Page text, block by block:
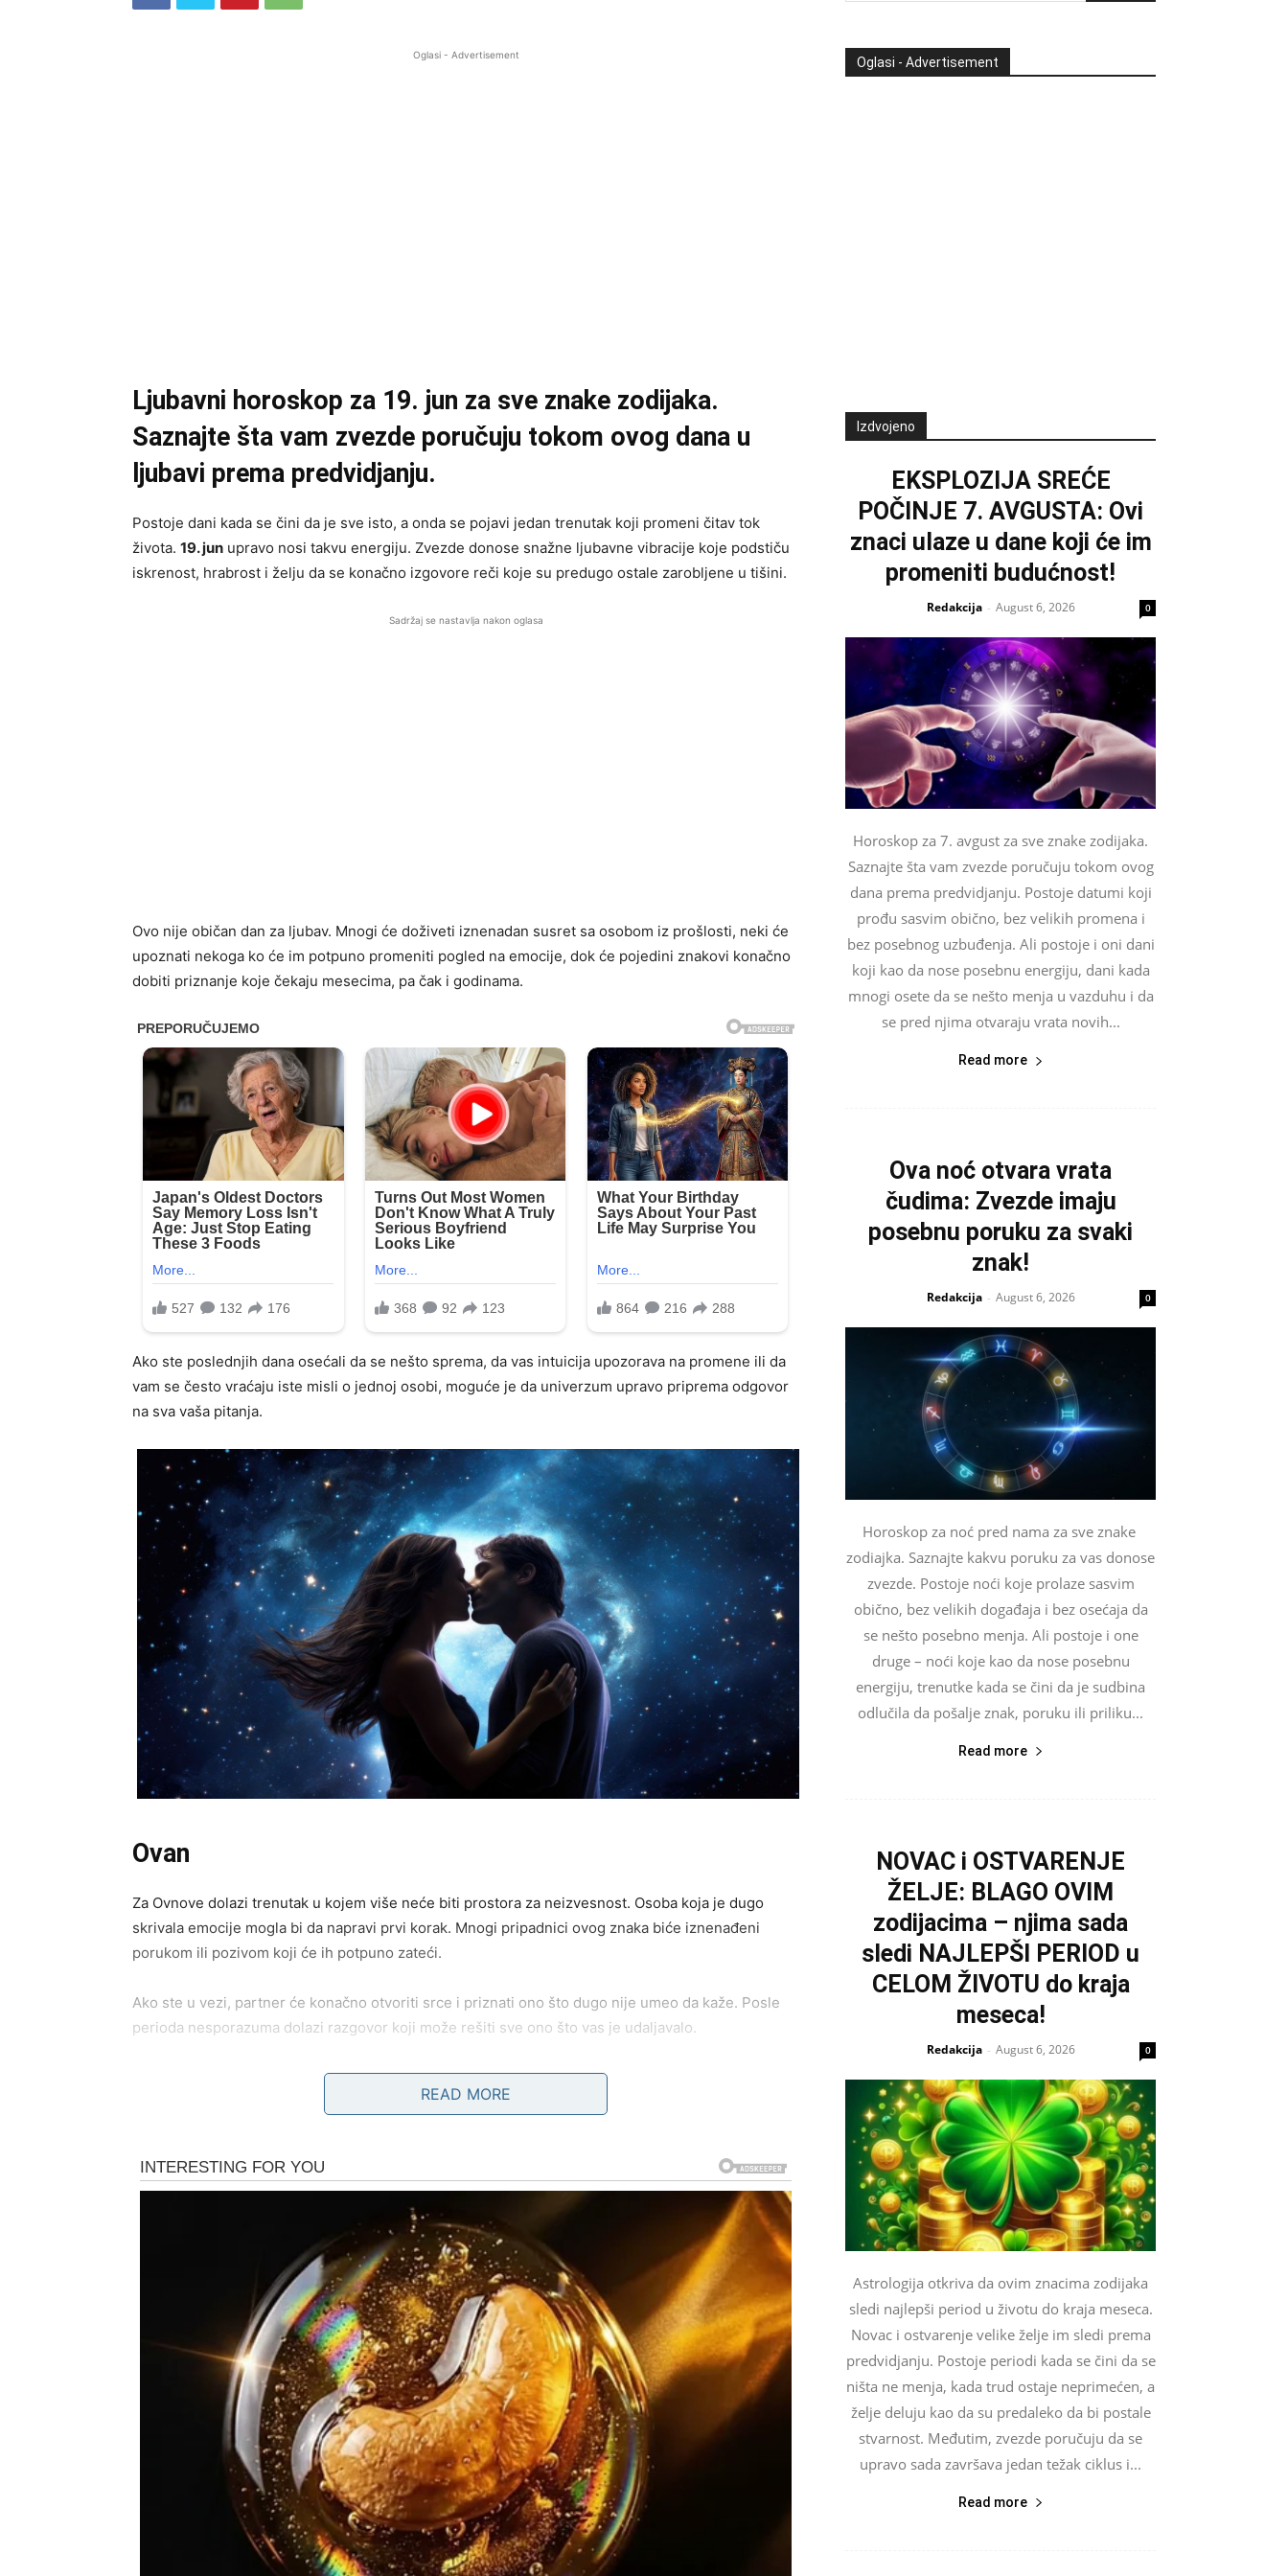
Oglasi - Advertisement
Ljubavni horoskop za 19. jun za sve znake zodijaka.
Saznajte šta vam zvezde poručuju tokom ovog dana u
ljubavi prema predvidjanju.
Postoje dani kada se čini da je sve isto, a onda se pojavi jedan trenutak koji promeni čitav tok
života. 19. jun upravo nosi takvu energiju. Zvezde donose snažne ljubavne vibracije koje podstiču
iskrenost, hrabrost i želju da se konačno izgovore reči koje su predugo ostale zarobljene u tišini.
Sadržaj se nastavlja nakon oglasa
Ovo nije običan dan za ljubav. Mnogi će doživeti iznenadan susret sa osobom iz prošlosti, neki će
upoznati nekoga ko će im potpuno promeniti pogled na emocije, dok će pojedini znakovi konačno
dobiti priznanje koje čekaju mesecima, pa čak i godinama.
Ako ste poslednjih dana osećali da se nešto sprema, da vas intuicija upozorava na promene ili da
vam se često vraćaju iste misli o jednoj osobi, moguće je da univerzum upravo priprema odgovor
na sva vaša pitanja.
Ovan
Za Ovnove dolazi trenutak u kojem više neće biti prostora za neizvesnost. Osoba koja je dugo
skrivala emocije mogla bi da napravi prvi korak. Mnogi pripadnici ovog znaka biće iznenađeni
porukom ili pozivom koji će ih potpuno zateći.
Ako ste u vezi, partner će konačno otvoriti srce i priznati ono što dugo nije umeo da kaže. Posle
perioda nesporazuma dolazi razgovor koji može rešiti sve ono što vas je udaljavalo.
Slobodni Ovnovi imaju veliku šansu da upoznaju osobu koja će ih osvojiti iskrenošću i
prirodnošću. Ovaj susret neće izgledati spektakularno na prvi pogled, ali će veoma brzo prerasti u
Bik
Za Bikove 19. jun donosi emotivno olakšanje. Sve ono što je bilo neizgovoreno konačno izlazi na
površinu. Mnogi će dobiti dugo očekivano izvinjenje od osobe koja ih je nekada povredila.
Nemojte se iznenaditi ako vam se javi neko za koga ste mislili da vas je zauvek zaboravio. Ovaj put
dolazi sa potpuno drugačijim namerama.
Zauzeti Bikovi prolaze kroz period obnove poverenja. Partner će pokazati koliko mu je stalo kroz
dela, a ne samo kroz reči.
Vaše vreme dolazi. Ljubav vam sprema veliko iznenađenje koje će potpuno promeniti
READ MORE
Oglasi - Advertisement
Izdvojeno
EKSPLOZIJA SREĆE
POČINJE 7. AVGUSTA: Ovi
znaci ulaze u dane koji će im
promeniti budućnost!
Redakcija - August 6, 2026 0
Horoskop za 7. avgust za sve znake zodijaka.
Saznajte šta vam zvezde poručuju tokom ovog
dana prema predvidjanju. Postoje datumi koji
prođu sasvim obično, bez velikih promena i
bez posebnog uzbuđenja. Ali postoje i oni dani
koji kao da nose posebnu energiju, dani kada
mnogi osete da se nešto menja u vazduhu i da
se pred njima otvaraju vrata novih...
Read more
Ova noć otvara vrata
čudima: Zvezde imaju
posebnu poruku za svaki
znak!
Redakcija - August 6, 2026 0
Horoskop za noć pred nama za sve znake
zodiajka. Saznajte kakvu poruku za vas donose
zvezde. Postoje noći koje prolaze sasvim
obično, bez velikih događaja i bez osećaja da
se nešto posebno menja. Ali postoje i one
druge – noći koje kao da nose posebnu
energiju, trenutke kada se čini da je sudbina
odlučila da pošalje znak, poruku ili priliku...
Read more
NOVAC i OSTVARENJE
ŽELJE: BLAGO OVIM
zodijacima – njima sada
sledi NAJLEPŠI PERIOD u
CELOM ŽIVOTU do kraja
meseca!
Redakcija - August 6, 2026 0
Astrologija otkriva da ovim znacima zodijaka
sledi najlepši period u životu do kraja meseca.
Novac i ostvarenje velike želje im sledi prema
predvidjanju. Postoje periodi kada se čini da se
ništa ne menja, kada trud ostaje neprimećen, a
želje deluju kao da su predaleko da bi postale
stvarnost. Međutim, zvezde poručuju da se
upravo sada završava jedan težak ciklus i...
Read more